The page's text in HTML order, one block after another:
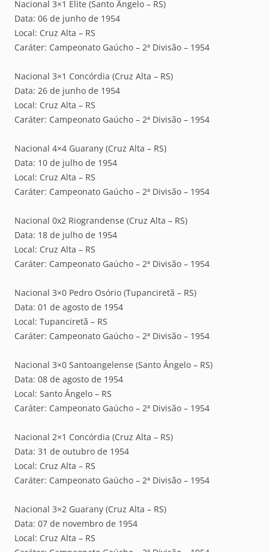
Nacional 3×1 Elite (Santo Ângelo – RS)
Data: 06 de junho de 1954
Local: Cruz Alta – RS
Caráter: Campeonato Gaúcho – 2ª Divisão – 1954
Nacional 3×1 Concórdia (Cruz Alta – RS)
Data: 26 de junho de 1954
Local: Cruz Alta – RS
Caráter: Campeonato Gaúcho – 2ª Divisão – 1954
Nacional 4×4 Guarany (Cruz Alta – RS)
Data: 10 de julho de 1954
Local: Cruz Alta – RS
Caráter: Campeonato Gaúcho – 2ª Divisão – 1954
Nacional 0x2 Riograndense (Cruz Alta – RS)
Data: 18 de julho de 1954
Local: Cruz Alta – RS
Caráter: Campeonato Gaúcho – 2ª Divisão – 1954
Nacional 3×0 Pedro Osório (Tupanciretã – RS)
Data: 01 de agosto de 1954
Local: Tupanciretã – RS
Caráter: Campeonato Gaúcho – 2ª Divisão – 1954
Nacional 3×0 Santoangelense (Santo Ângelo – RS)
Data: 08 de agosto de 1954
Local: Santo Ângelo – RS
Caráter: Campeonato Gaúcho – 2ª Divisão – 1954
Nacional 2×1 Concórdia (Cruz Alta – RS)
Data: 31 de outubro de 1954
Local: Cruz Alta – RS
Caráter: Campeonato Gaúcho – 2ª Divisão – 1954
Nacional 3×2 Guarany (Cruz Alta – RS)
Data: 07 de novembro de 1954
Local: Cruz Alta – RS